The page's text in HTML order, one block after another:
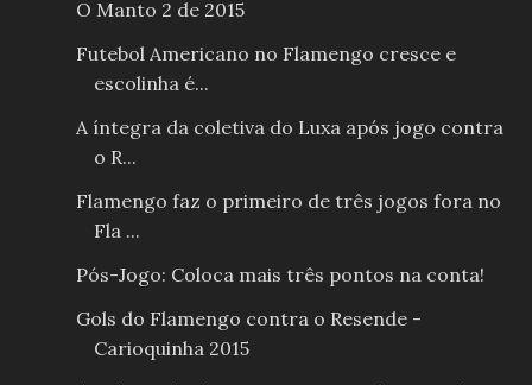
O Manto 2 de 2015
Futebol Americano no Flamengo cresce e
escolinha é...
A íntegra da coletiva do Luxa após jogo contra
o R...
Flamengo faz o primeiro de três jogos fora no
Fla ...
Pós-Jogo: Coloca mais três pontos na conta!
Gols do Flamengo contra o Resende -
Carioquinha 2015